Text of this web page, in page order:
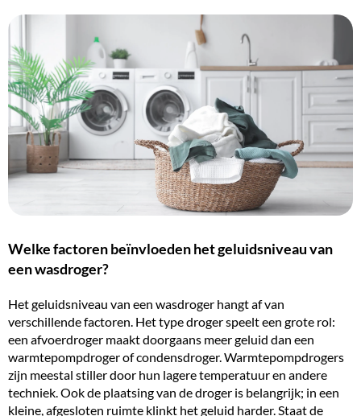
Welke factoren beïnvloeden het geluidsniveau van
een wasdroger?
Het geluidsniveau van een wasdroger hangt af van
verschillende factoren. Hettype drogerspeelt een grote rol:
een afvoerdroger maakt doorgaans meer geluid dan een
warmtepompdroger of condensdroger. Warmtepompdrogers
zijn meestal stiller door hun lagere temperatuur en andere
techniek. Ook de plaatsing van de droger is belangrijk; in een
kleine, afgesloten ruimte klinkt het geluid harder. Staat de